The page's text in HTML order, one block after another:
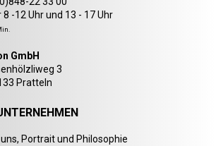
8 -12 Uhr und 13 - 17 Uhr
GmbH
3
Pratteln
Portrait und Philosophie